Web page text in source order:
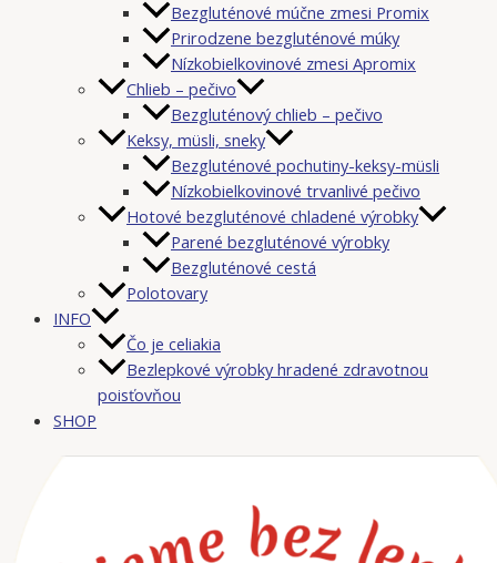
Bezgluténové múčne zmesi Promix
Prirodzene bezgluténové múky
Nízkobielkovinové zmesi Apromix
Chlieb – pečivo
Bezgluténový chlieb – pečivo
Keksy, müsli, sneky
Bezgluténové pochutiny-keksy-müsli
Nízkobielkovinové trvanlivé pečivo
Hotové bezgluténové chladené výrobky
Parené bezgluténové výrobky
Bezgluténové cestá
Polotovary
INFO
Čo je celiakia
Bezlepkové výrobky hradené zdravotnou
poisťovňou
SHOP